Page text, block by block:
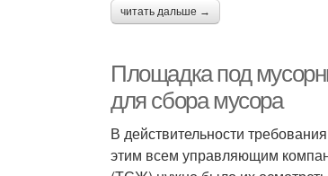
читать дальше →
Площадка под
для сбора мусора
В действительности
этим всем управляющим